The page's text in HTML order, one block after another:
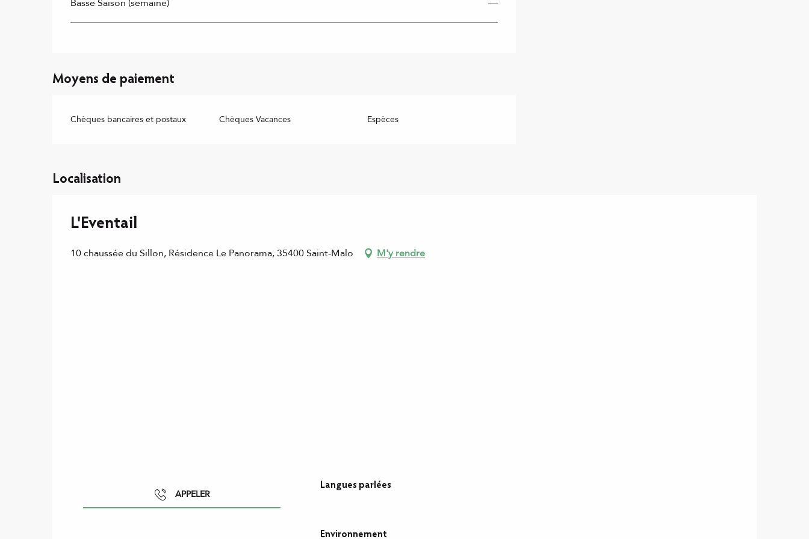
Basse Saison (semaine) —
Moyens de paiement
Chèques bancaires et postaux Chèques Vacances Espèces
Localisation
L'Eventail
10 chaussée du Sillon, Résidence Le Panorama, 35400 Saint-Malo M'y rendre
APPELER
Langues parlées
Langues parlées
Environnement
Environnement